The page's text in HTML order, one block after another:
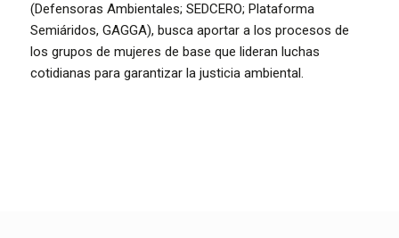
(Defensoras Ambientales; SEDCERO; Plataforma
Semiáridos, GAGGA), busca aportar a los procesos de
los grupos de mujeres de base que lideran luchas
cotidianas para garantizar la justicia ambiental.